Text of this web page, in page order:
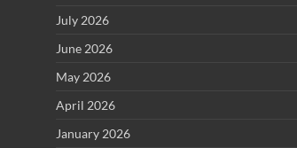
July 2026
June 2026
May 2026
April 2026
January 2026